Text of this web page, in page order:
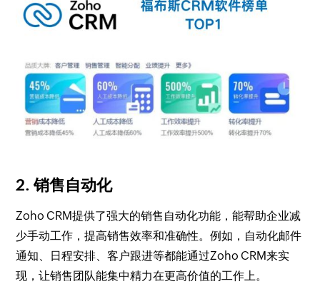
2. 销售自动化
Zoho CRM提供了强大的销售自动化功能，能帮助企业减
少手动工作，提高销售效率和准确性。例如，自动化邮件
通知、日程安排、客户跟进等都能通过Zoho CRM来实
现，让销售团队能集中精力在更高价值的工作上。